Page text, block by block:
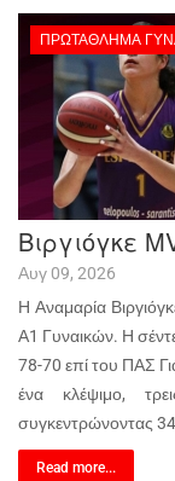
ΠΡΩΤΆΘΛΗΜΑ
Βιργιόγκε
Αυγ 09, 2026
Η Αναμαρία
Α1 Γυναικών. Η
78-70 επί του ΠΑΣ
ένα κλέψιμο,
συγκεντρώνοντας
Read more...